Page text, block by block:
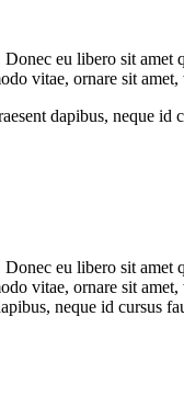
eu libero sit amet
vitae, ornare sit amet,
dapibus, neque id
eu libero sit amet
vitae, ornare sit
neque id cursus